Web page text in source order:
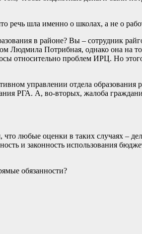
речь шла именно о школах, а не о
в районе? Вы – сотрудник
Людмила Потрибная, однако она на
относительно проблем ИРЦ. Но
управлении отдела образования
РГА. А, во-вторых, жалоба
любые оценки в таких случаях –
и законность использования
обязанности?